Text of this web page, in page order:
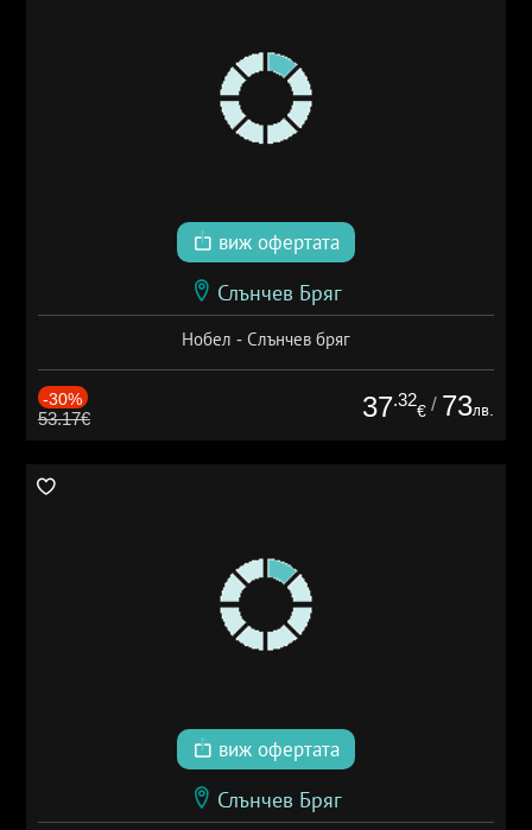
виж офертата
Слънчев Бряг
Нобел - Слънчев бряг
-30%
53.17€ 37.32
€ / 73лв.
виж офертата
Слънчев Бряг